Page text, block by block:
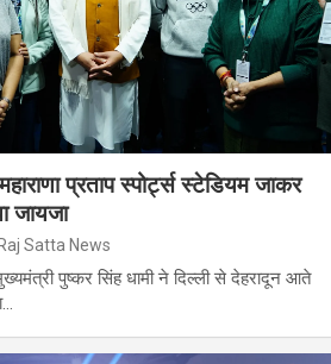
प्रताप स्पोर्ट्स स्टेडियम जाकर
जायजा
Raj Satta News
पुष्कर सिंह धामी ने दिल्ली से देहरादून आते